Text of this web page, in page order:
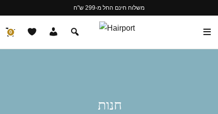
משלוח חינם החל מ-299 ש"ח
0
חנות